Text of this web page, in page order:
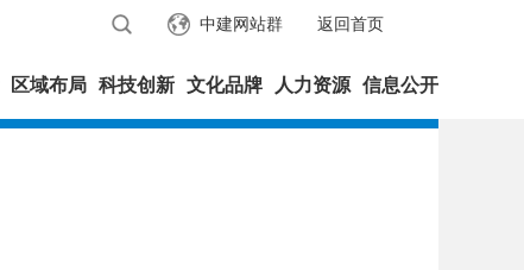
返回首页
中建网站群
区域布局 科技创新 文化品牌 人力资源 信息公开